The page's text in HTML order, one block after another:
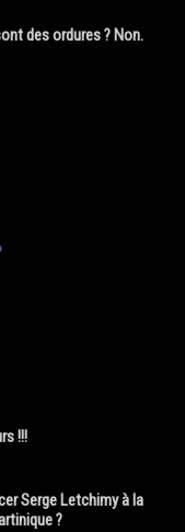
des ordures ? Non.
!!!
Serge Letchimy à la
?